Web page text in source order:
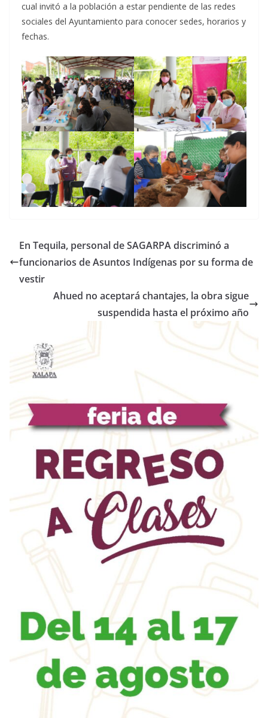
cual invitó a la población a estar pendiente de las redes
sociales del Ayuntamiento para conocer sedes, horarios y
fechas.
En Tequila, personal de SAGARPA discriminó a
funcionarios de Asuntos Indígenas por su forma de
vestir
Ahued no aceptará chantajes, la obra sigue
suspendida hasta el próximo año